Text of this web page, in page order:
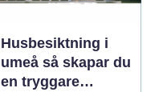
Husbesiktning i
umeå så skapar du
en tryggare